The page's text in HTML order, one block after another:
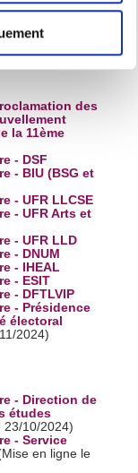
activement
spécifiques
vos données
reportez-vous à la
ou retirer votre
la déclaration sur
le contenu
relatives aux
Nous
sur l'utilisation de
sociaux, de
celles-ci avec
leurs services.
(COSP) de
des
la 11ème
- DSF
- BIU (BSG et
- UFR LLCSE
- UFR Arts et
- UFR LLD
- DNUM
- IHEAL
- ESIT
- DFTLVIP
- Présidence
électoral
2024)
- Direction de
études
23/10/2024)
- Service
en ligne le